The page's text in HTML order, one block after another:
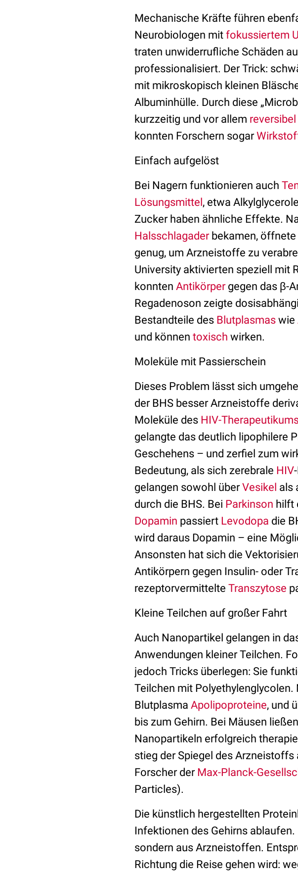
Mechanische Kräfte führen
Neurobiologen mit fokussiertem
traten unwiderrufliche Schäden
professionalisiert. Der Trick:
mit mikroskopisch kleinen
Albuminhülle. Durch diese
kurzzeitig und vor allem reversibel
konnten Forschern sogar
Einfach aufgelöst
Bei Nagern funktionieren auch
Lösungsmittel, etwa
Zucker haben ähnliche Effekte.
Halsschlagaderbekamen, öffnete
genug, um Arzneistoffe zu
University aktivierten speziell mit
konnten Antikörpergegen das β-
Regadenoson zeigte
Bestandteile des Blutplasmas wie
und können toxisch wirken.
Moleküle mit Passierschein
Dieses Problem lässt sich
der BHS besser Arzneistoffe
Moleküle des HIV-
gelangte das deutlich lipophilere
Geschehens – und zerfiel zum
Bedeutung, als sich zerebrale HIV
gelangen sowohl überVesikel als
durch die BHS. Bei Parkinson hilft
Dopamin passiert Levodopa die
wird daraus Dopamin – eine
Ansonsten hat sich die
Antikörpern gegen Insulin- oder
rezeptorvermittelte Transzytose
Kleine Teilchen auf großer Fahrt
Auch Nanopartikel gelangen in
Anwendungen kleiner Teilchen.
jedoch Tricks überlegen: Sie
Teilchen mit
Blutplasma Apolipoproteine, und
bis zum Gehirn. Bei Mäusen
Nanopartikeln erfolgreich
stieg der Spiegel des
Forscher der Max-Planck-
Particles).
Die künstlich hergestellten
Infektionen des Gehirns
sondern aus Arzneistoffen.
Richtung die Reise gehen wird: